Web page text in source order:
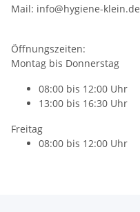
Mail: info@hygiene-klein.de
Öffnungszeiten:
Montag bis Donnerstag
08:00 bis 12:00 Uhr
13:00 bis 16:30 Uhr
Freitag
08:00 bis 12:00 Uhr